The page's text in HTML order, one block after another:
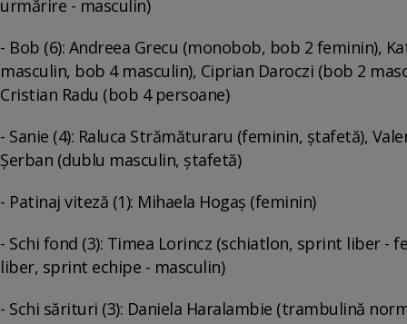
urmărire - masculin)
- Bob (6): Andreea Grecu (monobob, bob 2 feminin),
masculin, bob 4 masculin), Ciprian Daroczi (bob 2
Cristian Radu (bob 4 persoane)
- Sanie (4): Raluca Strămăturaru (feminin, ştafetă),
Şerban (dublu masculin, ştafetă)
- Patinaj viteză (1): Mihaela Hogaş (feminin)
- Schi fond (3): Timea Lorincz (schiatlon, sprint liber -
liber, sprint echipe - masculin)
- Schi sărituri (3): Daniela Haralambie (trambulină